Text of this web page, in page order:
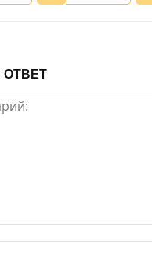
ОТВЕТ